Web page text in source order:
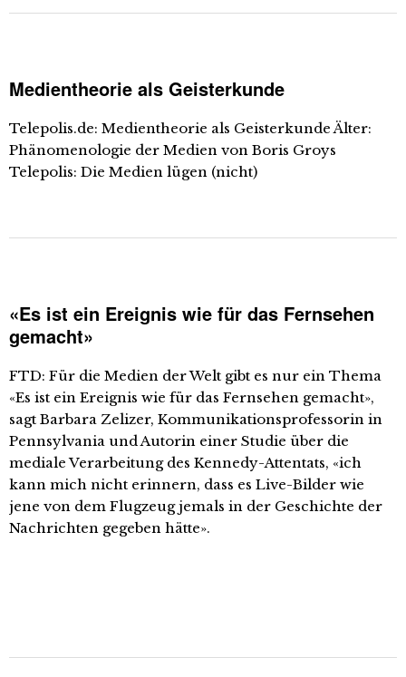
Medientheorie als Geisterkunde
Telepolis.de: Medientheorie als Geisterkunde Älter:
Phänomenologie der Medien von Boris Groys
Telepolis: Die Medien lügen (nicht)
«Es ist ein Ereignis wie für das Fernsehen
gemacht»
FTD: Für die Medien der Welt gibt es nur ein Thema
«Es ist ein Ereignis wie für das Fernsehen gemacht»,
sagt Barbara Zelizer, Kommunikationsprofessorin in
Pennsylvania und Autorin einer Studie über die
mediale Verarbeitung des Kennedy-Attentats, «ich
kann mich nicht erinnern, dass es Live-Bilder wie
jene von dem Flugzeug jemals in der Geschichte der
Nachrichten gegeben hätte».